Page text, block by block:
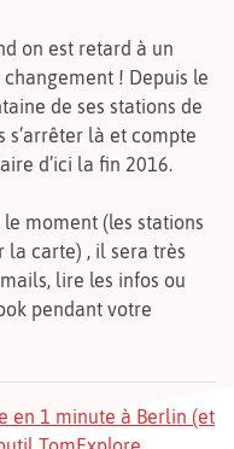
on est retard à un
changement ! Depuis le
de ses stations de
s’arrêter là et compte
d’ici la fin 2016.
moment (les stations
la carte) , il sera très
lire les infos ou
pendant votre
en 1 minute à Berlin (et